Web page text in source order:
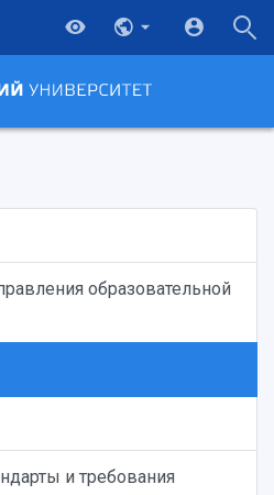
образовательной
и требования